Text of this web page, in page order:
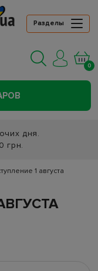
Разделы
0
дня.
грн.
1 августа